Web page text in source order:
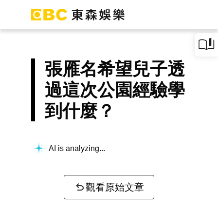
張雁名希望兒子透
過這次公園經驗學
到什麼？
Building context...
觀看原始文章